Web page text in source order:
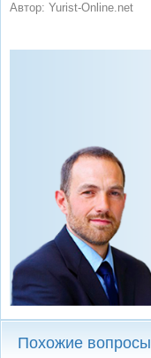
Автор: Yurist-Online.net
Похожие вопросы